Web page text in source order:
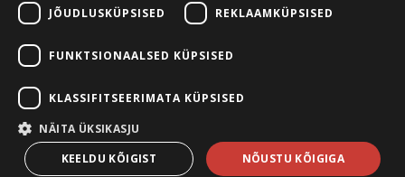
Koolitusruum ja kontor: Telliskivi 60/A3, 10412 Tallinn
+372 5388 4854
info@speaksmart.ee
Leia meid sotsiaalmeediast:
Facebook
LinkedIn
Instagram
JÕUDLUSKÜPSISED REKLAAMKÜPSISED
FUNKTSIONAALSED KÜPSISED
KLASSIFITSEERIMATA KÜPSISED
NÄITA ÜKSIKASJU
NÕUSTU KÕIGIGA
KEELDU KÕIGIST